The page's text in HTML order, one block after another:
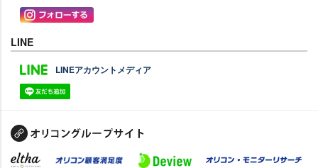
LINE
LINEアカウントメディア